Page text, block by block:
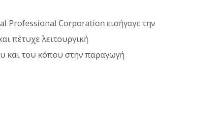
Professional Corporation εισήγαγε την
πέτυχε λειτουργική
και του κόπου στην παραγωγή